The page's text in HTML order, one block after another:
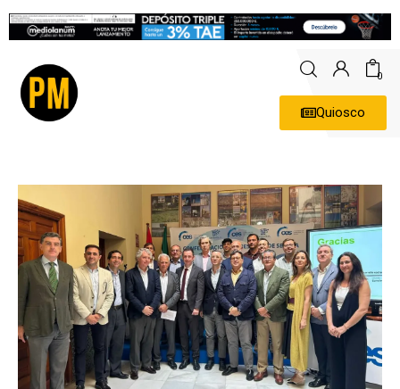
0
Quiosco
Empresas
Entrevistas
Expertos